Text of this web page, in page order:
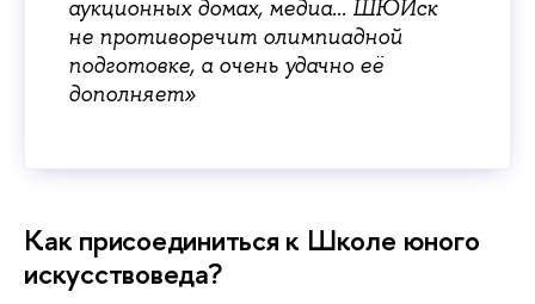
аукционных домах, медиа... ШЮИск
не противоречит олимпиадной
подготовке, а очень удачно её
дополняет»
Как присоединиться к Школе юного
искусствоведа?